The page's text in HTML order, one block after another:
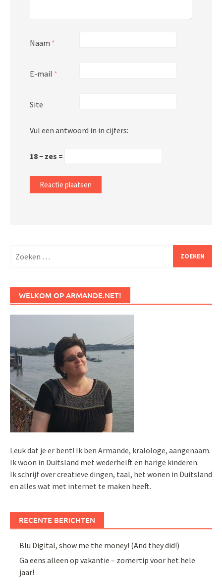
Naam *
E-mail *
Site
Vul een antwoord in in cijfers:
18 − zes =
naar:
WELKOM OP ARMANDE.NET!
Leuk dat je er bent! Ik ben Armande, kralologe, aangenaam.
Ik woon in Duitsland met wederhelft en harige kinderen.
Ik schrijf over creatieve dingen, taal, het wonen in Duitsland
en alles wat met internet te maken heeft.
RECENTE BERICHTEN
Blu Digital, show me the money! (And they did!)
Ga eens alleen op vakantie – zomertip voor het hele
jaar!